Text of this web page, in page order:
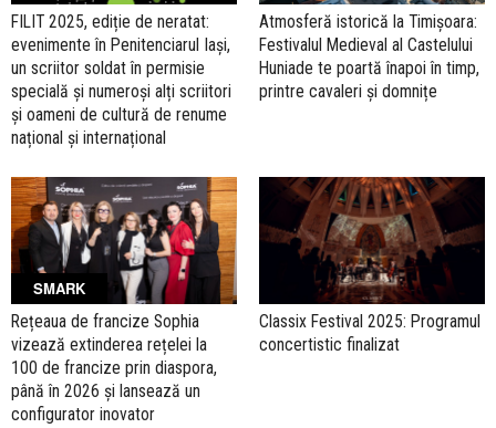
FILIT 2025, ediție de neratat:
evenimente în Penitenciarul Iași,
un scriitor soldat în permisie
specială și numeroși alți scriitori
și oameni de cultură de renume
național și internațional
Atmosferă istorică la Timișoara:
Festivalul Medieval al Castelului
Huniade te poartă înapoi în timp,
printre cavaleri și domnițe
SMARK
Rețeaua de francize Sophia
vizează extinderea rețelei la
100 de francize prin diaspora,
până în 2026 și lansează un
configurator inovator
Classix Festival 2025: Programul
concertistic finalizat